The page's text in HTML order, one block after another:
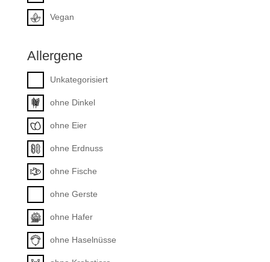
Vegan
Allergene
Unkategorisiert
ohne Dinkel
ohne Eier
ohne Erdnuss
ohne Fische
ohne Gerste
ohne Hafer
ohne Haselnüsse